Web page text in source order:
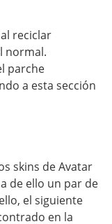
reciclar
normal.
parche
a esta sección
skins de Avatar
de ello un par de
el siguiente
en la